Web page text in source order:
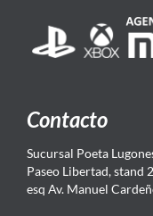
Contacto
Sucursal Poeta
Paseo Libertad, stand
esq Av. Manuel